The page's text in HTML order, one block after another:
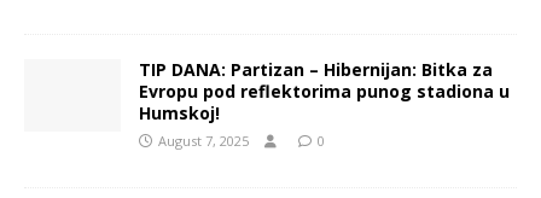
TIP DANA: Partizan – Hibernijan: Bitka za
Evropu pod reflektorima punog stadiona u
Humskoj!
August 7, 2025 0